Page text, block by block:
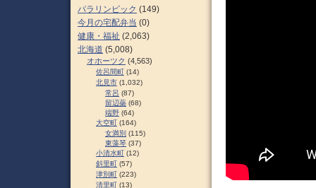
パラリンピック (149)
今月の宅配弁当 (0)
健康・福祉 (2,063)
北海道 (5,008)
オホーツク (4,563)
佐呂間町 (14)
北見市 (1,032)
常呂 (87)
留辺蘂 (68)
端野 (64)
大空町 (164)
女満別 (115)
東藻琴 (37)
小清水町 (12)
斜里町 (57)
津別町 (223)
清里町 (13)